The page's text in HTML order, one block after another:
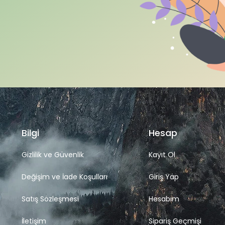
Bilgi
Gizlilik ve Güvenlik
Değişim ve İade Koşulları
Satış Sözleşmesi
İletişim
Hesap
Kayıt Ol
Giriş Yap
Hesabım
Sipariş Geçmişi